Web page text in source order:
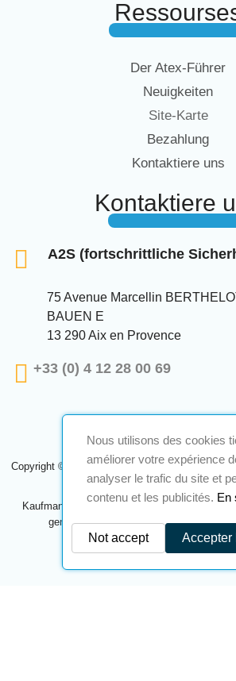
Der Atex-Führer
Neuigkeiten
Site-Karte
Bezahlung
Kontaktiere uns
Kontaktiere
A2S (fortschrittliche
75 Avenue Marcellin
BAUEN E
13 290 Aix en Provence
+33 (0) 4 12 28 00 69
Copyright © 2024 A2S ATEX. Alle Rechte
Navilog
Kaufmann, der von der offensichtlichen
genehmigt wurde,Klicken Sie hier, um
Nous utilisons des cookies
améliorer votre expérience
analyser le trafic du site et
contenu et les publicités. En
Accepter
Not accept